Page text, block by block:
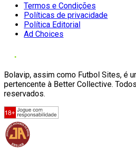
Termos e Condições
Políticas de privacidade
Política Editorial
Ad Choices
Bolavip, assim como Futbol Sites, é
pertencente à Better Collective.
reservados.